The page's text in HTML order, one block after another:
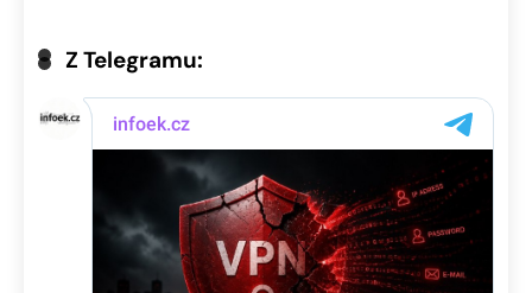
Z Telegramu: